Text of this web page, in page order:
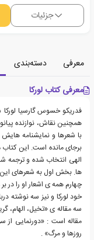
جزئیات
معرفی دسته‌بندی
معرفی کتاب لورکا
فدریکو خسوس گارسیا
همچنین نقاش، نوازنده
با شعرها و نمایشنامه
برجای مانده است. این کتاب
الهی انتخاب شده و
ها. بخش اول به شعرهای
چهارم همه ی اشعار او را
خود لورکا و نیز سه نوشته
سه مقاله ی «تخیل،
مقاله است : «دورنمایی از
روزها و مرگ» .